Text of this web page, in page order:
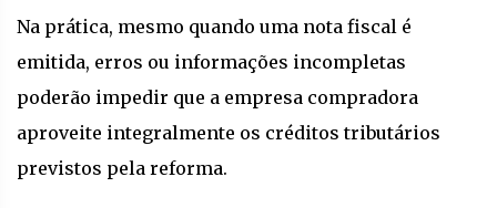
Na prática, mesmo quando uma nota fiscal é
emitida, erros ou informações incompletas
poderão impedir que a empresa compradora
aproveite integralmente os créditos tributários
previstos pela reforma.